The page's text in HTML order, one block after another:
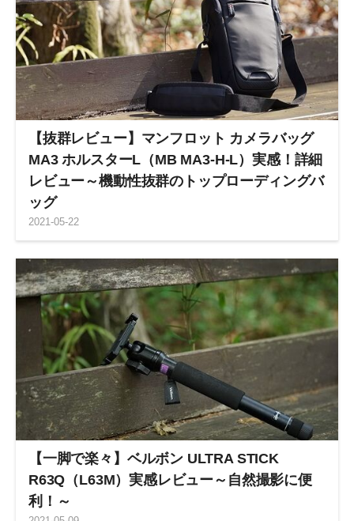
2021-05-22
【抜群レビュー】マンフロット カメラバッグ
MA3 ホルスターL（MB MA3-H-L）実感！詳細
レビュー～機動性抜群のトップローディングバ
ッグ
【一脚で楽々】ベルボン ULTRA STICK
R63Q（L63M）実感レビュー～自然撮影に便
利！～